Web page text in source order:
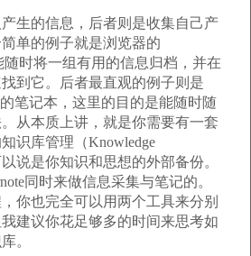
生的信息，后者则是收集自己产
单的例子就是浏览器的
随时将一组有用的信息归档，并在
到它。后者最直观的例子则是
笔记本，这里的目的是能随时随
从本质上讲，就是你需要有一套
识库管理（Knowledge
以说是你知识和思想的外部备份。
同时来做信息采集与笔记的。
你也完全可以用两个工具来分别
建议你花足够多的时间来思考如
。